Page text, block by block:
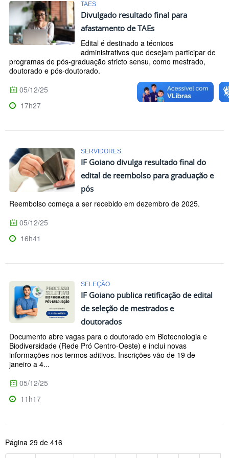
TAES
Divulgado resultado final para
afastamento de TAEs
Edital é destinado a técnicos
administrativos que desejam participar de
programas de pós-graduação stricto sensu, como mestrado,
doutorado e pós-doutorado.
05/12/25
17h27
SERVIDORES
IF Goiano divulga resultado final do
edital de reembolso para graduação e
pós
Reembolso começa a ser recebido em dezembro de 2025.
05/12/25
16h41
SELEÇÃO
IF Goiano publica retificação de edital
de seleção de mestrados e
doutorados
Documento abre vagas para o doutorado em Biotecnologia e
Biodiversidade (Rede Pró Centro-Oeste) e inclui novas
informações nos termos aditivos. Inscrições vão de 19 de
janeiro a 4...
05/12/25
11h17
Página 29 de 416